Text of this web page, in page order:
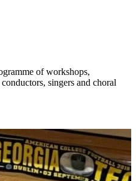
of workshops,
singers and choral